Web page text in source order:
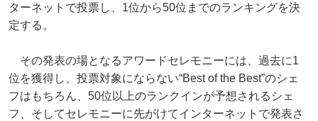
ターネットで投票し、1位から50位までのランキングを決
定する。
その発表の場となるアワードセレモニーには、過去に1
位を獲得し、投票対象にならない“Best of the Best”のシェ
フはもちろん、50位以上のランクインが予想されるシェ
フ、そしてセレモニーに先がけてインターネットで発表さ